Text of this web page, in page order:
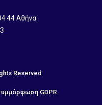
44 Αθήνα
Reserved.
GDPR